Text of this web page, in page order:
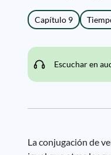
Capítulo 9
Escuchar en
La conjugación de